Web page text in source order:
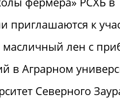
приглашаются к
лен с
в Аграрном
Северного